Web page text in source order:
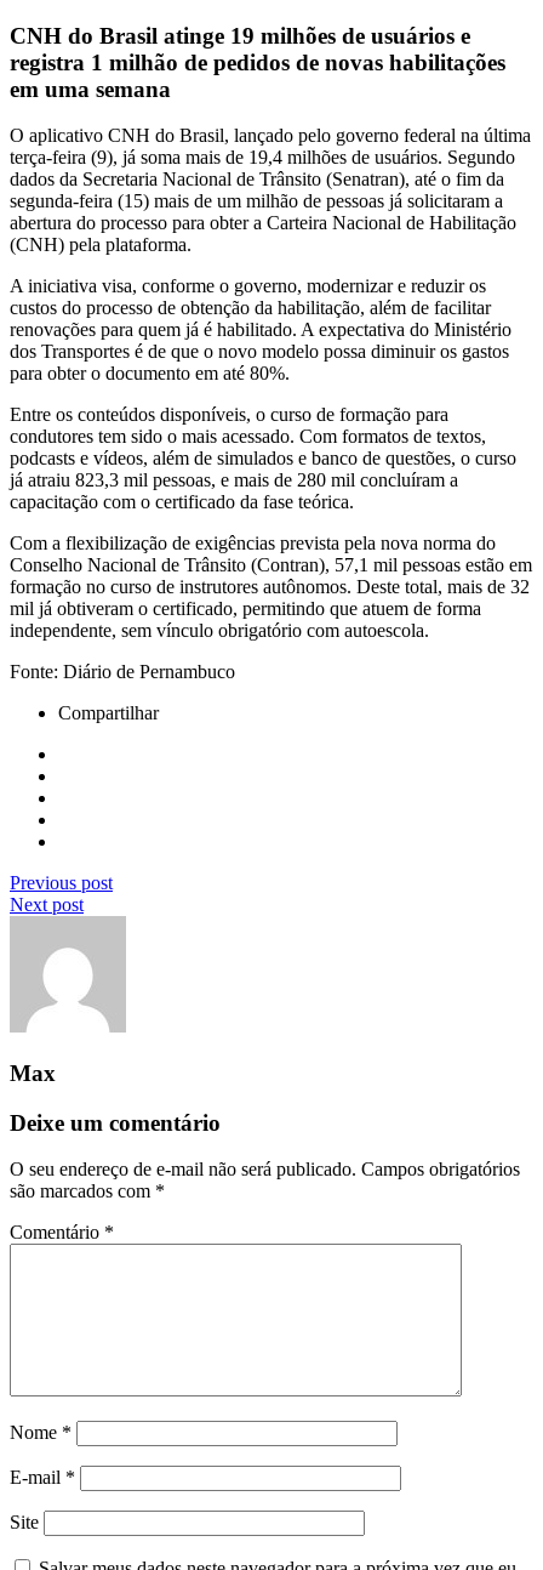
CNH do Brasil atinge 19 milhões de usuários e
registra 1 milhão de pedidos de novas habilitações
em uma semana
O aplicativo CNH do Brasil, lançado pelo governo federal na última
terça-feira (9), já soma mais de 19,4 milhões de usuários. Segundo
dados da Secretaria Nacional de Trânsito (Senatran), até o fim da
segunda-feira (15) mais de um milhão de pessoas já solicitaram a
abertura do processo para obter a Carteira Nacional de Habilitação
(CNH) pela plataforma.
A iniciativa visa, conforme o governo, modernizar e reduzir os
custos do processo de obtenção da habilitação, além de facilitar
renovações para quem já é habilitado. A expectativa do Ministério
dos Transportes é de que o novo modelo possa diminuir os gastos
para obter o documento em até 80%.
Entre os conteúdos disponíveis, o curso de formação para
condutores tem sido o mais acessado. Com formatos de textos,
podcasts e vídeos, além de simulados e banco de questões, o curso
já atraiu 823,3 mil pessoas, e mais de 280 mil concluíram a
capacitação com o certificado da fase teórica.
Com a flexibilização de exigências prevista pela nova norma do
Conselho Nacional de Trânsito (Contran), 57,1 mil pessoas estão em
formação no curso de instrutores autônomos. Deste total, mais de 32
mil já obtiveram o certificado, permitindo que atuem de forma
independente, sem vínculo obrigatório com autoescola.
Fonte: Diário de Pernambuco
Compartilhar
Previous post
Next post
Max
Deixe um comentário
O seu endereço de e-mail não será publicado. Campos obrigatórios
são marcados com *
Comentário *
Nome *
E-mail *
Site